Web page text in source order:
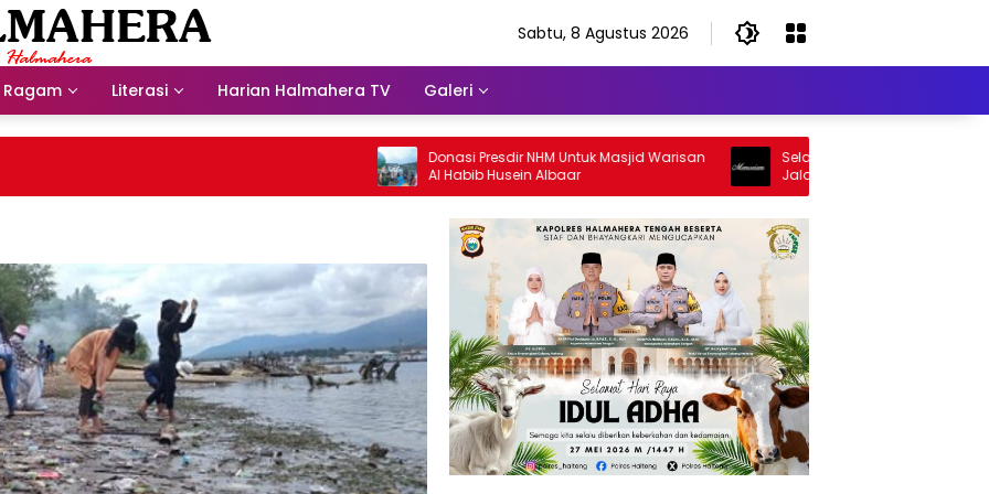
Sabtu, 8 Agustus 2026
Ragam Literasi Harian Halmahera TV Galeri
Donasi Presdir NHM Untuk Masjid Warisan
Al Habib Husein Albaar
Selamat Jalan Sang Inspirator,
Jalan Abangku Yuslam Idris